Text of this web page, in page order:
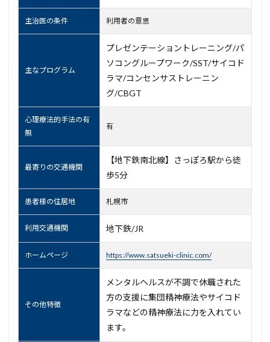
主治医の条件 利用者の意思
主なプログラム
プレゼンテーショントレーニング/パ
ソコングループワーク/SST/サイコド
ラマ/コンセンサストレーニン
グ/CBGT
心理療法的手法の有
無
有
最寄りの交通機関
【地下鉄南北線】さっぽろ駅から徒
歩5分
患者様の住居地 札幌市
利用交通機関 地下鉄/JR
ホームページ https://www.satsueki-clinic.com/
その他特徴
メンタルヘルスが不調で休職された
方の支援に集団精神療法やサイコド
ラマなどの精神療法に力を入れてい
ます。